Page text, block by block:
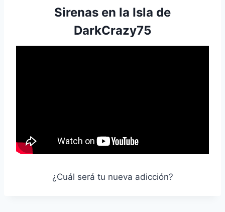
Sirenas en la Isla de
DarkCrazy75
¿Cuál será tu nueva adicción?